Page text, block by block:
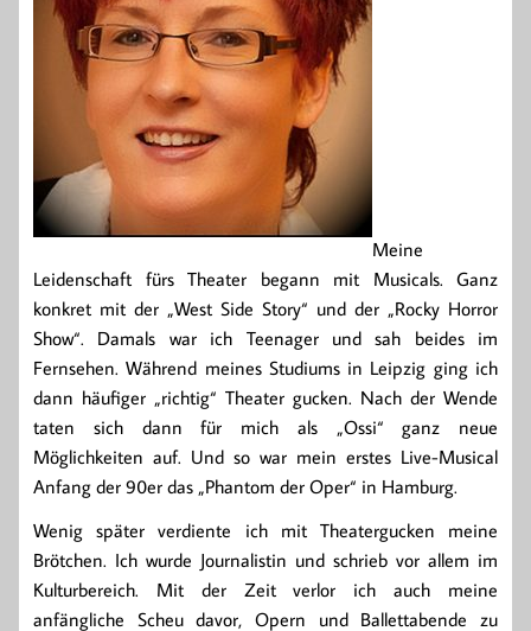
Meine
Leidenschaft fürs Theater begann mit Musicals. Ganz
konkret mit der „West Side Story“ und der „Rocky Horror
Show“. Damals war ich Teenager und sah beides im
Fernsehen. Während meines Studiums in Leipzig ging ich
dann häufiger „richtig“ Theater gucken. Nach der Wende
taten sich dann für mich als „Ossi“ ganz neue
Möglichkeiten auf. Und so war mein erstes Live-Musical
Anfang der 90er das „Phantom der Oper“ in Hamburg.
Wenig später verdiente ich mit Theatergucken meine
Brötchen. Ich wurde Journalistin und schrieb vor allem im
Kulturbereich. Mit der Zeit verlor ich auch meine
anfängliche Scheu davor, Opern und Ballettabende zu